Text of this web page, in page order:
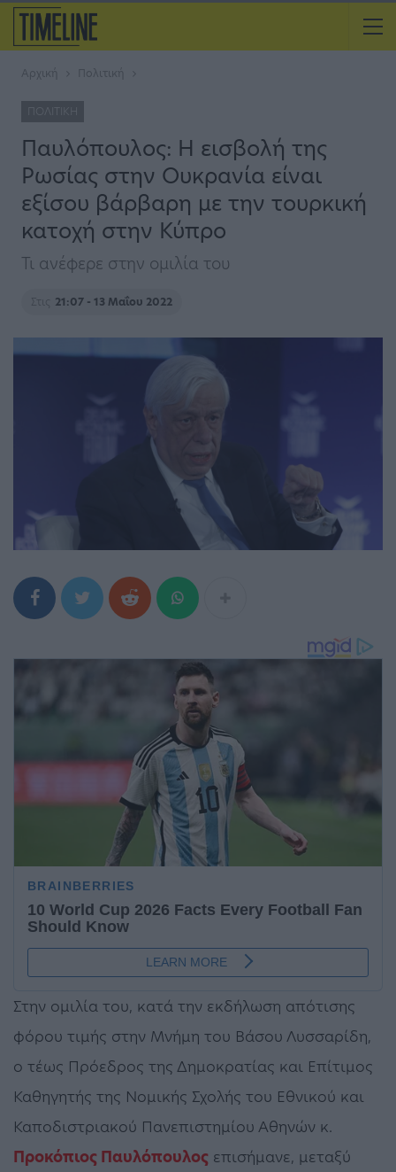
Αρχική Πολιτική
ΠΟΛΙΤΙΚΉ
Παυλόπουλος: Η εισβολή της
Ρωσίας στην Ουκρανία είναι
εξίσου βάρβαρη με την τουρκική
κατοχή στην Κύπρο
Τι ανέφερε στην ομιλία του
Στις 21:07 - 13 Μαΐου 2022
Στην ομιλία του, κατά την εκδήλωση απότισης
φόρου τιμής στην Μνήμη του Βάσου Λυσσαρίδη,
ο τέως Πρόεδρος της Δημοκρατίας και Επίτιμος
Καθηγητής της Νομικής Σχολής του Εθνικού και
Καποδιστριακού Πανεπιστημίου Αθηνών κ.
Προκόπιος Παυλόπουλος επισήμανε, μεταξύ